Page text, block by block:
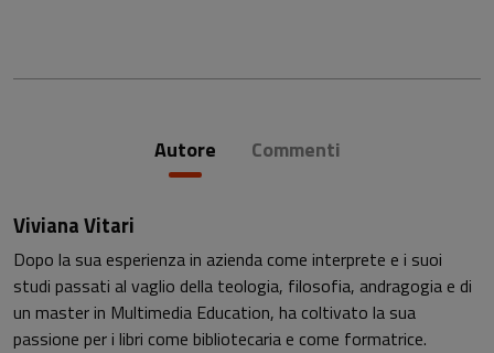
Autore Commenti
Viviana Vitari
Dopo la sua esperienza in azienda come interprete e i suoi
studi passati al vaglio della teologia, filosofia, andragogia e di
un master in Multimedia Education, ha coltivato la sua
passione per i libri come bibliotecaria e come formatrice.